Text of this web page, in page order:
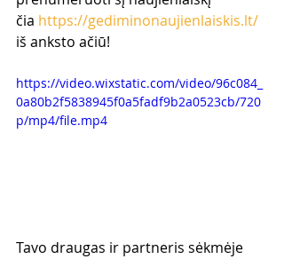
čia https://gediminonaujienlaiskis.lt/
iš anksto ačiū!
https://video.wixstatic.com/video/96c084_
0a80b2f5838945f0a5fadf9b2a0523cb/720
p/mp4/file.mp4
Tavo draugas ir partneris sėkmėje